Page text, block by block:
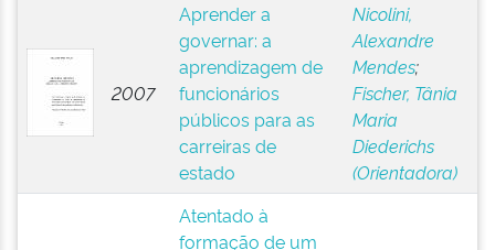
2007
Aprender a
governar: a
aprendizagem de
funcionários
públicos para as
carreiras de
estado
Nicolini,
Alexandre
Mendes;
Fischer, Tânia
Maria
Diederichs
(Orientadora)
Atentado à
formação de um